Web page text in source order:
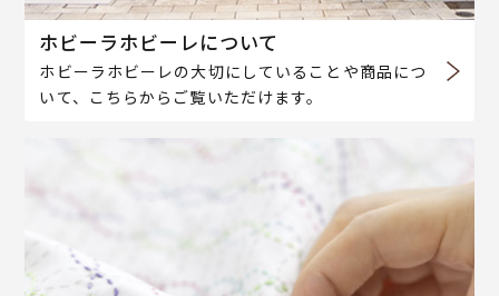
ホビーラホビーレについて
ホビーラホビーレの大切にしていることや商品につ
いて、こちらからご覧いただけます。